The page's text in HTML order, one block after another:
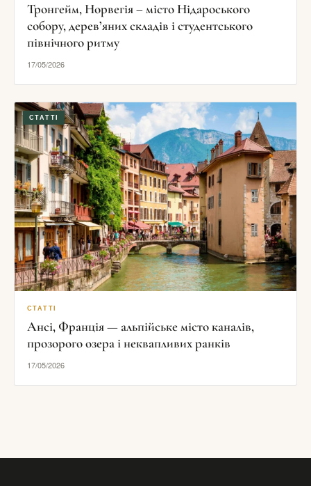
Тронгейм, Норвегія – місто Нідароського
собору, дерев’яних складів і студентського
північного ритму
17/05/2026
СТАТТІ
СТАТТІ
Ансі, Франція — альпійське місто каналів,
прозорого озера і неквапливих ранків
17/05/2026